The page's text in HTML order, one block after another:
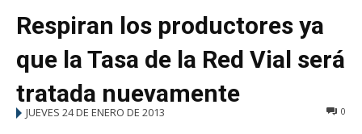
Respiran los productores ya
que la Tasa de la Red Vial será
tratada nuevamente
JUEVES 24 DE ENERO DE 2013 0